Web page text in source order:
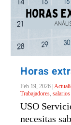
Horas
Feb 19, 2026 |
Trabajadores ,salarios
USO
necesitas